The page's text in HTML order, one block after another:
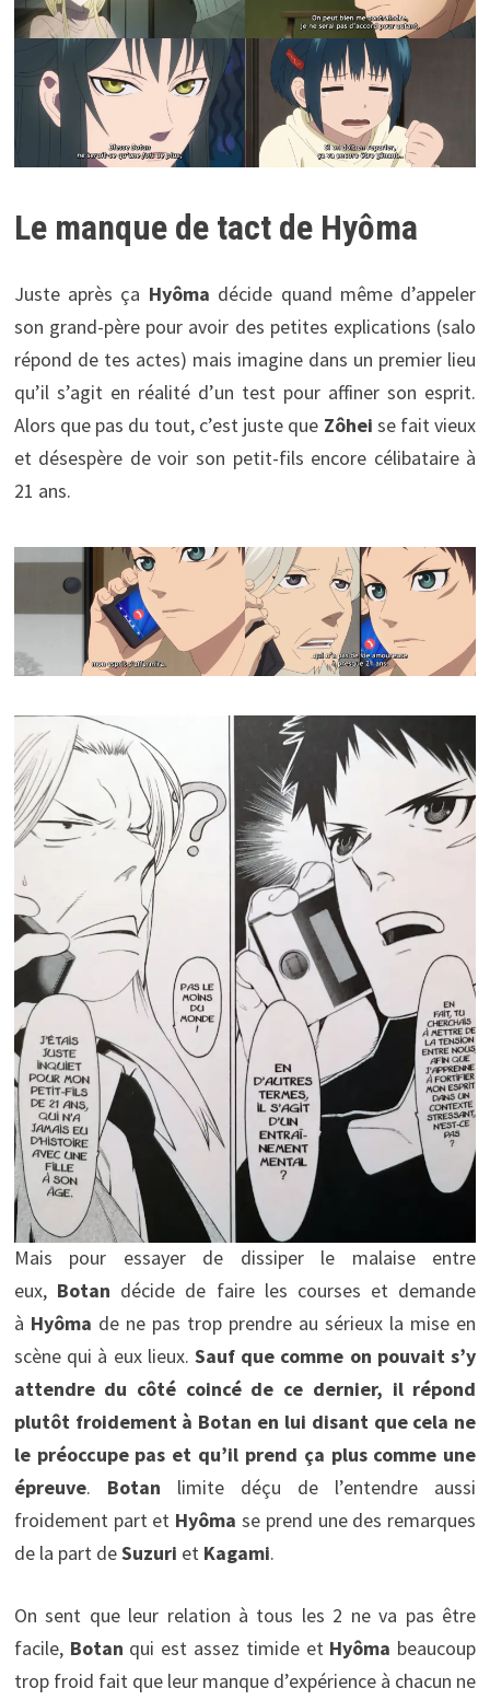
Le manque de tact de Hyôma
Juste après ça Hyôma décide quand même d’appeler
son grand-père pour avoir des petites explications (salo
répond de tes actes) mais imagine dans un premier lieu
qu’il s’agit en réalité d’un test pour affiner son esprit.
Alors que pas du tout, c’est juste que Zôhei se fait vieux
et désespère de voir son petit-fils encore célibataire à
21 ans.
Mais pour essayer de dissiper le malaise entre
eux, Botan décide de faire les courses et demande
à Hyôma de ne pas trop prendre au sérieux la mise en
scène qui à eux lieux. Sauf que comme on pouvait s’y
attendre du côté coincé de ce dernier, il répond
plutôt froidement à Botan en lui disant que cela ne
le préoccupe pas et qu’il prend ça plus comme une
épreuve. Botan limite déçu de l’entendre aussi
froidement part et Hyômase prend une des remarques
de la part deSuzuri et Kagami.
On sent que leur relation à tous les 2 ne va pas être
facile, Botan qui est assez timide et Hyôma beaucoup
trop froid fait que leur manque d’expérience à chacun ne